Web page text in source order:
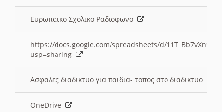
Ευρωπαικο Σχολικο Ραδιοφωνο
https://docs.google.com/spreadsheets/d/
usp=sharing
Ασφαλες διαδικτυο για παιδια- τοπος στο διαδικτυο
OneDrive